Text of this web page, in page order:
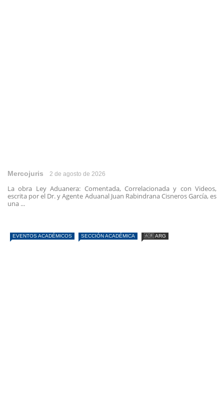
Mercojuris 2 de agosto de 2026
La obra Ley Aduanera: Comentada, Correlacionada y con Videos,
escrita por el Dr. y Agente Aduanal Juan Rabindrana Cisneros García, es
una ...
EVENTOS ACADÉMICOS SECCIÓN ACADÉMICA 🇦🇷 ARG